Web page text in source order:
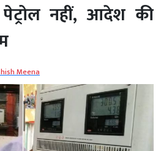
नहीं, आदेश की
Meena